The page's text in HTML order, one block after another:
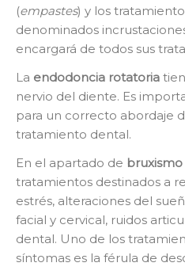
(empastes) y los
denominados
encargará de todos sus
La endodoncia rotatoria
nervio del diente. Es
para un correcto abordaje
tratamiento dental.
En el apartado de
tratamientos destinados a
estrés, alteraciones del
facial y cervical, ruidos
dental. Uno de los
síntomas es la férula de